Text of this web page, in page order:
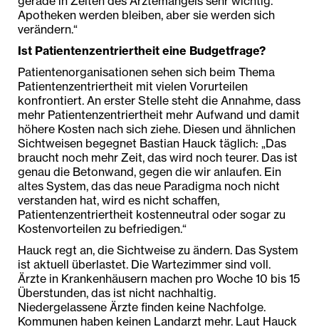
Apotheken werden bleiben, aber sie werden sich
verändern.“
Ist Patientenzentriertheit eine Budgetfrage?
Patientenorganisationen sehen sich beim Thema
Patientenzentriertheit mit vielen Vorurteilen
konfrontiert. An erster Stelle steht die Annahme, dass
mehr Patientenzentriertheit mehr Aufwand und damit
höhere Kosten nach sich ziehe. Diesen und ähnlichen
Sichtweisen begegnet Bastian Hauck täglich: „Das
braucht noch mehr Zeit, das wird noch teurer. Das ist
genau die Betonwand, gegen die wir anlaufen. Ein
altes System, das das neue Paradigma noch nicht
verstanden hat, wird es nicht schaffen,
Patientenzentriertheit kostenneutral oder sogar zu
Kostenvorteilen zu befriedigen.“
Hauck regt an, die Sichtweise zu ändern. Das System
ist aktuell überlastet. Die Wartezimmer sind voll.
Ärzte in Krankenhäusern machen pro Woche 10 bis 15
Überstunden, das ist nicht nachhaltig.
Niedergelassene Ärzte finden keine Nachfolge.
Kommunen haben keinen Landarzt mehr. Laut Hauck